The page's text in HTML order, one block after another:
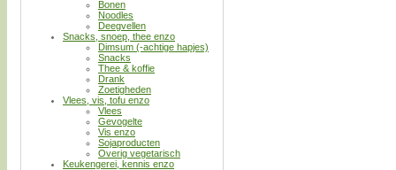
Bonen
Noodles
Deegvellen
Snacks, snoep, thee enzo
Dimsum (-achtige hapjes)
Snacks
Thee & koffie
Drank
Zoetigheden
Vlees, vis, tofu enzo
Vlees
Gevogelte
Vis enzo
Sojaproducten
Overig vegetarisch
Keukengerei, kennis enzo